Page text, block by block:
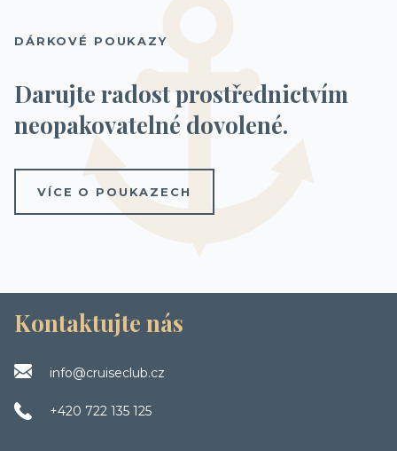
DÁRKOVÉ POUKAZY
Darujte radost prostřednictvím
neopakovatelné dovolené.
VÍCE O POUKAZECH
Kontaktujte nás
info@cruiseclub.cz
+420 722 135 125